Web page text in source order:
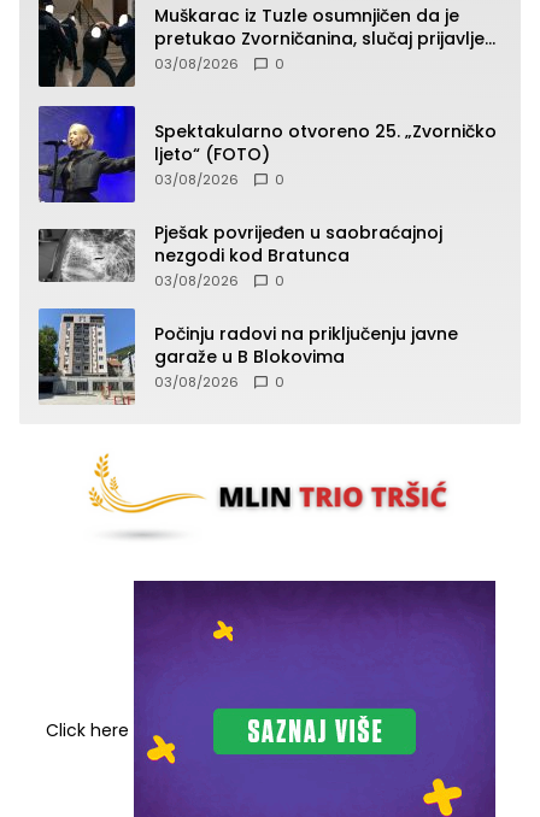
Muškarac iz Tuzle osumnjičen da je
pretukao Zvorničanina, slučaj prijavljen
tužilaštvu
03/08/2026 0
Spektakularno otvoreno 25. „Zvorničko
ljeto“ (FOTO)
03/08/2026 0
Pješak povrijeđen u saobraćajnoj
nezgodi kod Bratunca
03/08/2026 0
Počinju radovi na priključenju javne
garaže u B Blokovima
03/08/2026 0
Click here